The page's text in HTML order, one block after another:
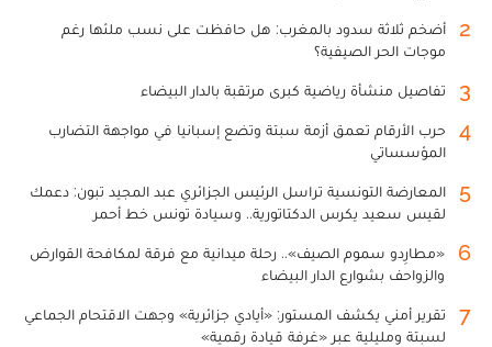
2
أضخم ثلاثة سدود بالمغرب: هل حافظت على نسب ملئها رغم
موجات الحر الصيفية؟
3 تفاصيل منشأة رياضية كبرى مرتقبة بالدار البيضاء
4
حرب الأرقام تعمق أزمة سبتة وتضع إسبانيا في مواجهة التضارب
المؤسساتي
5
المعارضة التونسية تراسل الرئيس الجزائري عبد المجيد تبون: دعمك
لقيس سعيد يكرس الدكتاتورية.. وسيادة تونس خط أحمر
6
«مطارِدو سموم الصيف».. رحلة ميدانية مع فرقة لمكافحة القوارض
والزواحف بشوارع الدار البيضاء
7
تقرير أمني يكشف المستور: «أيادي جزائرية» وجهت الاقتحام الجماعي
لسبتة ومليلية عبر «غرفة قيادة رقمية»